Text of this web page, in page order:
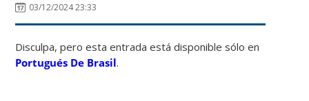
03/12/2024 23:33
Disculpa, pero esta entrada está disponible sólo en
Portugués De Brasil.